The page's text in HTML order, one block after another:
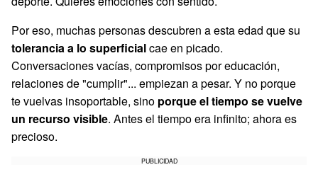
Por eso, muchas personas descubren a esta edad que su
tolerancia a lo superficialcae en picado.
Conversaciones vacías, compromisos por educación,
relaciones de "cumplir"... empiezan a pesar. Y no porque
te vuelvas insoportable, sino porque el tiempo se vuelve
un recurso visible. Antes el tiempo era infinito; ahora es
precioso.
PUBLICIDAD